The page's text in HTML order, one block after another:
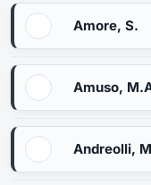
Amore, S.
Amuso,
Andreolli,